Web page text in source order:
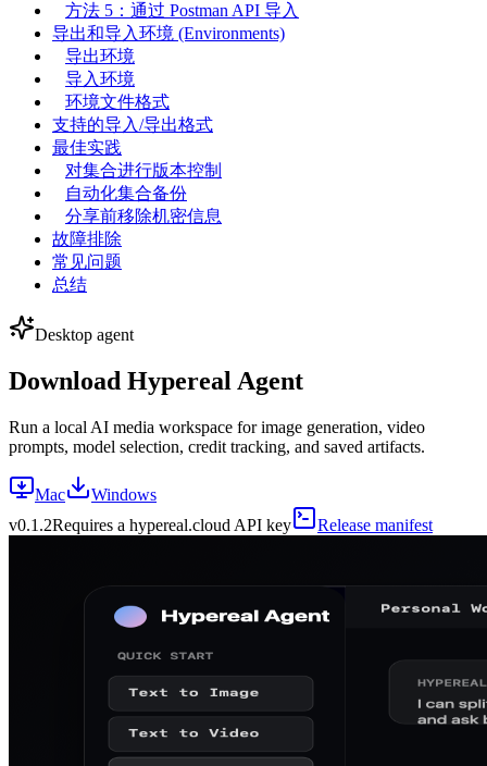
方法 5：通过 Postman API 导入
导出和导入环境 (Environments)
导出环境
导入环境
环境文件格式
支持的导入/导出格式
最佳实践
对集合进行版本控制
自动化集合备份
分享前移除机密信息
故障排除
常见问题
总结
Desktop agent
Download Hypereal Agent
Run a local AI media workspace for image generation, video
prompts, model selection, credit tracking, and saved artifacts.
Mac
Windows
v0.1.2Requires a hypereal.cloud API key Release manifest